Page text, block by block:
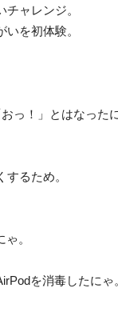
ャレンジ。
を初体験。
っ！」とはなったに
るため。
。
を消毒したにゃ